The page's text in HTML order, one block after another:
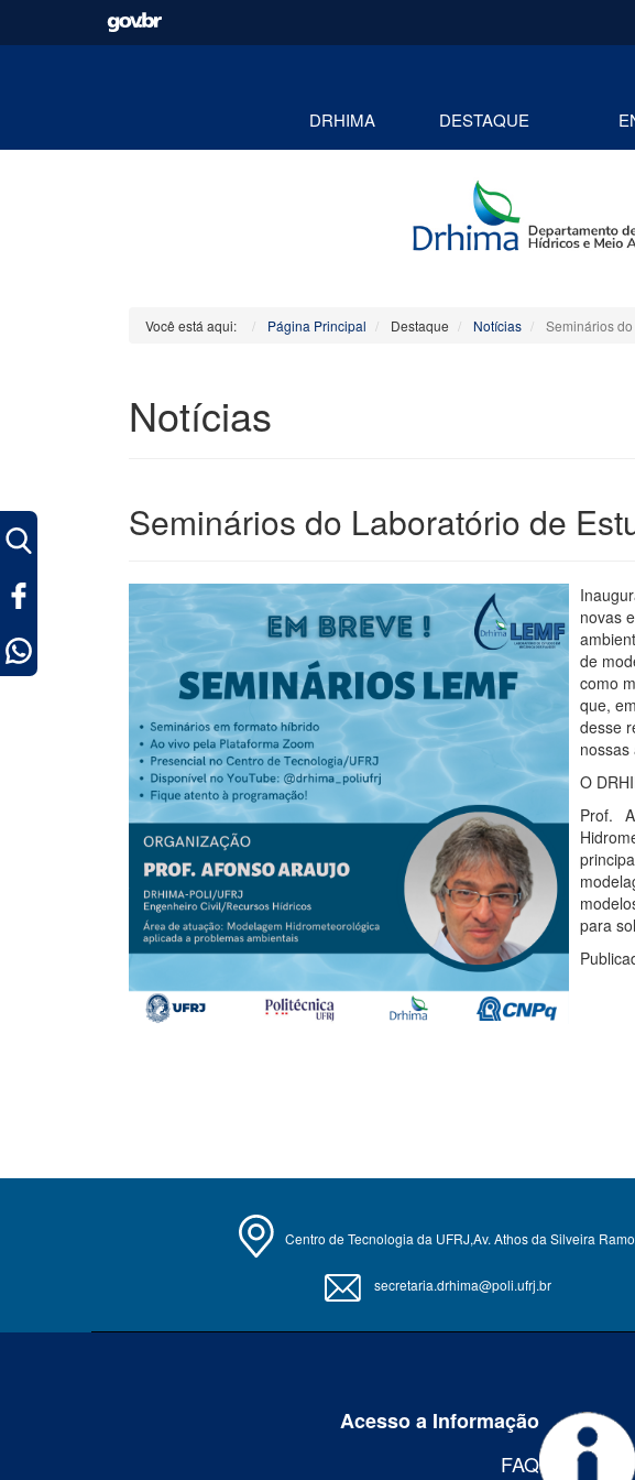
DRHIMA DESTAQUE
Você está aqui: Página Principal Destaque Notícias Seminários
Notícias
Seminários do Laboratório de
novas
de
como
que,
desse
O
Prof.
para
Centro de Tecnologia da UFRJ,Av. Athos da Silveira
secretaria.drhima@poli.ufrj.br
Acesso a Informação
FAQ